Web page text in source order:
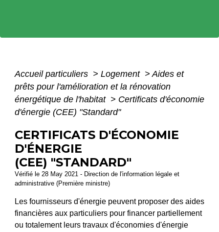
Accueil particuliers > Logement > Aides et
prêts pour l'amélioration et la rénovation
énergétique de l'habitat > Certificats d'économie
d'énergie (CEE) "Standard"
CERTIFICATS D'ÉCONOMIE
D'ÉNERGIE
(CEE) "STANDARD"
Vérifié le 28 May 2021 - Direction de l'information légale et
administrative (Première ministre)
Les fournisseurs d'énergie peuvent proposer des aides
financières aux particuliers pour financer partiellement
ou totalement leurs travaux d'économies d'énergie